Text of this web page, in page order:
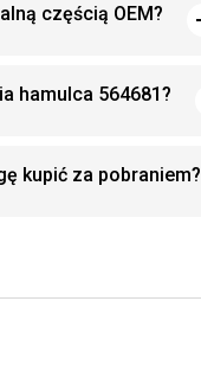
częścią OEM?
hamulca 564681?
kupić za pobraniem?